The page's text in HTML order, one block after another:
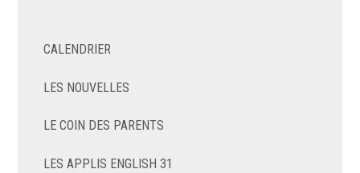
CALENDRIER
LES NOUVELLES
LE COIN DES PARENTS
LES APPLIS ENGLISH 31